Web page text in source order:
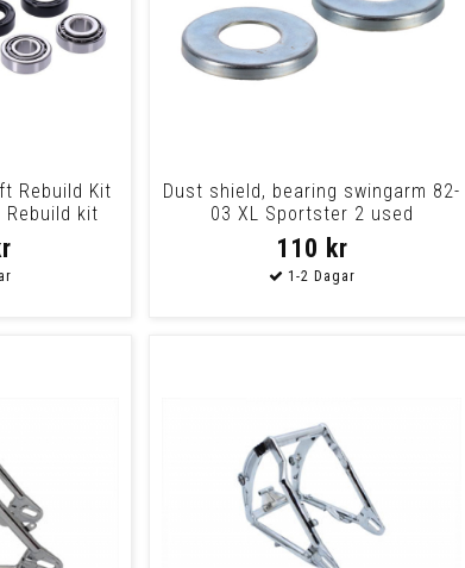
Rebuild Kit
Rebuild kit
Dust shield, bearing swingarm 82-
03 XL Sportster 2 used
110 kr